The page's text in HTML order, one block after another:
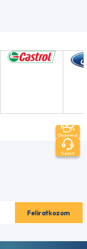
Olajkereső
Support